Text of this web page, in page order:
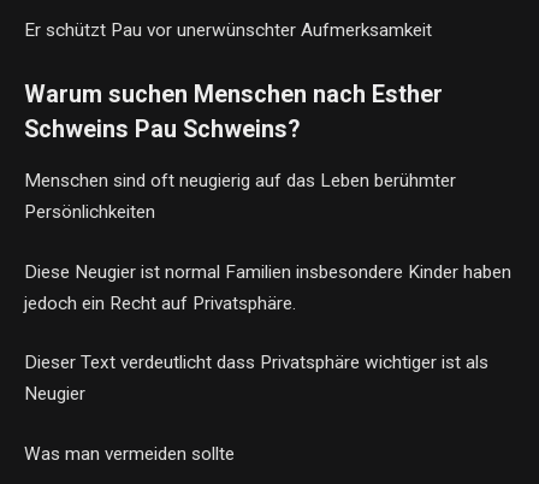
Er schützt Pau vor unerwünschter Aufmerksamkeit
Warum suchen Menschen nach Esther
Schweins Pau Schweins?
Menschen sind oft neugierig auf das Leben berühmter
Persönlichkeiten
Diese Neugier ist normal Familien insbesondere Kinder haben
jedoch ein Recht auf Privatsphäre.
Dieser Text verdeutlicht dass Privatsphäre wichtiger ist als
Neugier
Was man vermeiden sollte